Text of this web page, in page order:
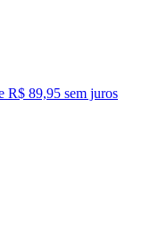
R$ 89,95 sem juros